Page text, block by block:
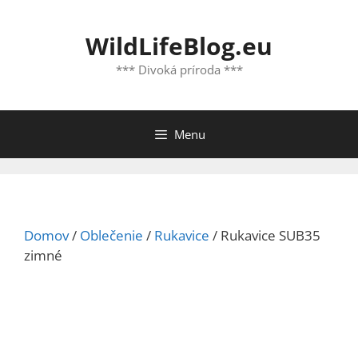
WildLifeBlog.eu
*** Divoká príroda ***
Menu
Domov/ Oblečenie / Rukavice / Rukavice SUB35
zimné